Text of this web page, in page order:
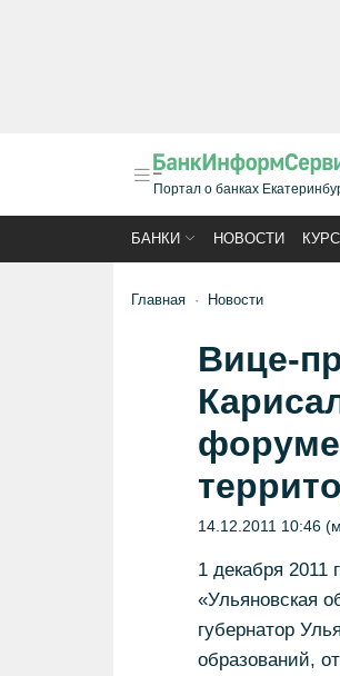
Портал о банках
БАНКИ НОВОСТИ
Главная Новости
Вице-
14.12.2011 10:46
1 декабря 2011
«Ульяновская
губернатор
образований,